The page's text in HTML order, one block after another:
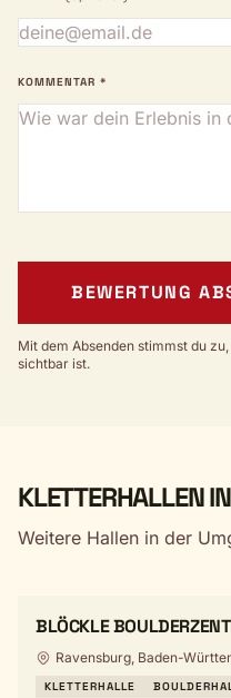
KOMMENTAR *
BEWERTUNG
Mit dem Absenden stimmst du
sichtbar ist.
KLETTERHALLEN
Weitere Hallen in der
BLÖCKLE
Ravensburg, Baden-
KLETTERHALLE